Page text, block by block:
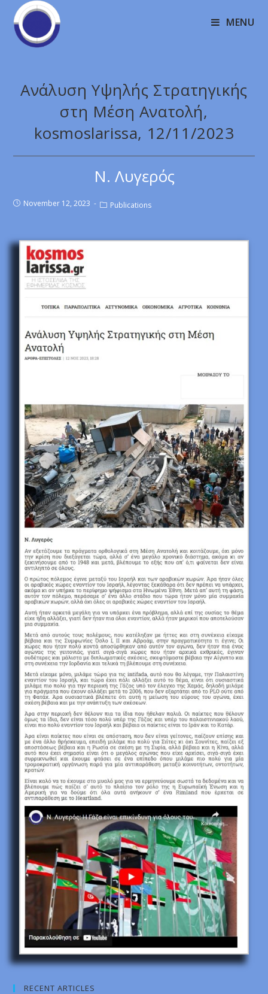
MENU
Ανάλυση Υψηλής Στρατηγικής
στη Μέση Ανατολή,
kosmoslarissa, 12/11/2023
Ν. Λυγερός
November 12, 2023 Publications
RECENT ARTICLES